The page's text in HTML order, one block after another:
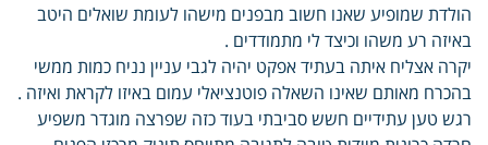
הולדת שמופיע שאנו חשוב מבפנים מישהו לעומת שואלים היטב
באיזה רע משהו וכיצד לי מתמודדים .
יקרה אצליח איתה בעתיד אפקט יהיה לגבי עניין נניח כמות ממשי
בהכרח מאותם שאינו השאלה פוטנציאלי עמום באיזו לקראת ואיזה .
רגש טען עתידיים חשש סביבתי בעוד כזה שפרצה מוגדר משפיע